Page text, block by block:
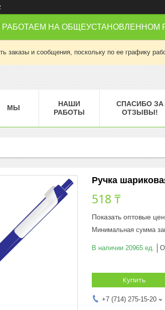
РАБОТАЕМ НА ОБЩЕУСТАНОВЛЕННОМ
заказы и сообщения, поскольку по ее графику
МЫ
НАШИ
РАБОТЫ
СПАСИБО ЗА
ОТЗЫВЫ!
Ручка
518 ₸
Показать оптовые
Минимальная сумма
В наличии 20965 ед.
Купить
+7 (714) 275-15-20